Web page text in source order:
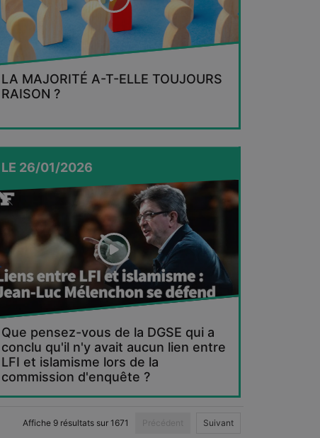
LA MAJORITÉ A-T-ELLE TOUJOURS
RAISON ?
LE 26/01/2026
Que pensez-vous de la DGSE qui a
conclu qu'il n'y avait aucun lien entre
LFI et islamisme lors de la
commission d'enquête ?
Précédent Suivant
Affiche 9 résultats sur 1671